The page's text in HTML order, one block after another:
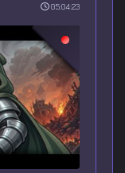
05:04:23